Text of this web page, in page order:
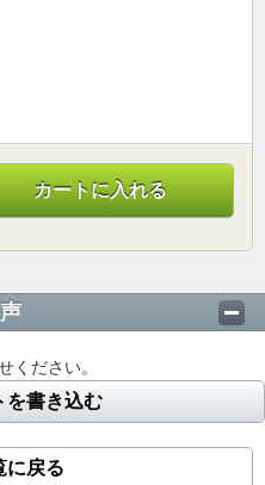
カートに入れる
ください。
を書き込む
に戻る